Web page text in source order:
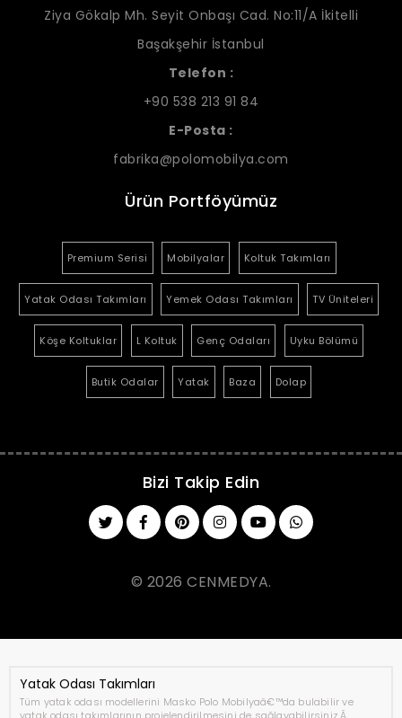
Ziya Gökalp Mh. Seyit Onbaşı Cad. No:11/A İkitelli
Başakşehir İstanbul
Telefon :
+90 538 213 91 84
E-Posta :
fabrika@polomobilya.com
Ürün Portföyümüz
Premium Serisi Mobilyalar Koltuk Takımları
Yatak Odası Takımları Yemek Odası Takımları TV Üniteleri
Köşe Koltuklar L Koltuk Genç Odaları Uyku Bölümü
Butik Odalar Yatak Baza Dolap
Bizi Takip Edin
© 2026 CENMEDYA.
Yatak Odası Takımları
Tüm yatak odası modellerini Masko Polo Mobilyaâ€™da bulabilir ve